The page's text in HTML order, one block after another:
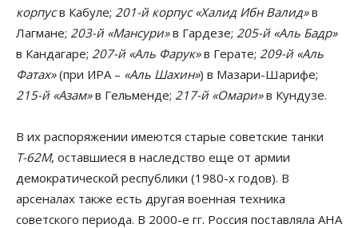
корпусв Кабуле; 201-й корпус «Халид Ибн Валид»в
Лагмане; 203-й «Мансури»в Гардезе; 205-й «Аль Бадр»
в Кандагаре; 207-й «Аль Фарук»в Герате; 209-й «Аль
Фатах»(при ИРА – «Аль Шахин») в Мазари-Шарифе;
215-й «Азам»в Гельменде; 217-й «Омари»в Кундузе.
В их распоряжении имеются старые советские танки
Т-62М, оставшиеся в наследство еще от армии
демократической республики (1980-х годов). В
арсеналах также есть другая военная техника
советского периода. В 2000-е гг. Россия поставляла АНА